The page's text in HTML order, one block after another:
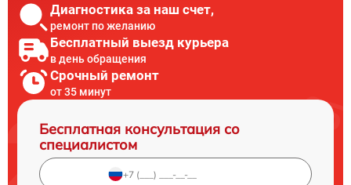
Диагностика за наш счет,
ремонт по желанию
Бесплатный выезд курьера
в день обращения
Срочный ремонт
от 35 минут
Бесплатная консультация со
специалистом